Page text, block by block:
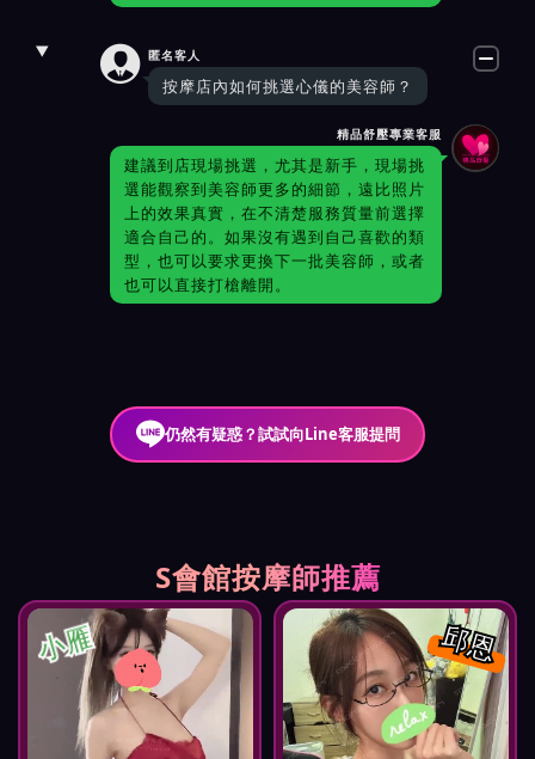
 匿名客人
按摩店內如何挑選心儀的美容師？
精品舒壓專業客服
建議到店現場挑選，尤其是新手，現場挑
選能觀察到美容師更多的細節，遠比照片
上的效果真實，在不清楚服務質量前選擇
適合自己的。如果沒有遇到自己喜歡的類
型，也可以要求更換下一批美容師，或者
也可以直接打槍離開。
仍然有疑惑？試試向Line客服提問
S會館按摩師推薦
小雁 邱恩